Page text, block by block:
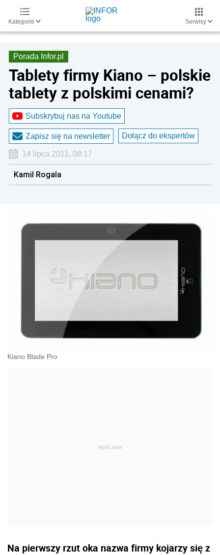
Kategorie Serwisy
Porada Infor.pl
Tablety firmy Kiano – polskie
tablety z polskimi cenami?
Subskrybuj nas na Youtube
Zapisz się na newsletter Dołącz do ekspertów
14 lipca 2011, 08:17
Kamil Rogala
Kiano Blade Pro
Na pierwszy rzut oka nazwa firmy kojarzy się z